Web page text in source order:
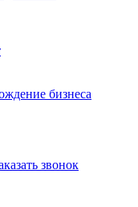
бизнеса
звонок